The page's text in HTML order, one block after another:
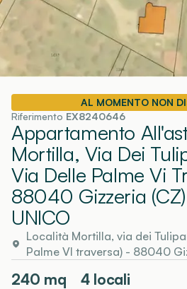
AL MOMENTO NON
Riferimento EX8240646
Appartamento
Mortilla, Via Dei
Via Delle Palme Vi
88040 Gizzeria (CZ)
UNICO
Località Mortilla, via dei
Palme VI traversa) - 88040
240 mq
4 locali